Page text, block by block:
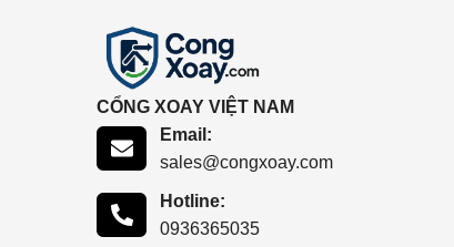
CỔNG XOAY VIỆT NAM
Email:
sales@congxoay.com
Hotline:
0936365035